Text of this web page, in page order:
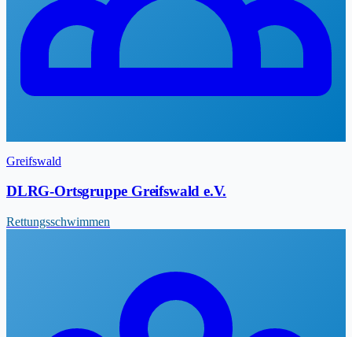
Greifswald
DLRG-Ortsgruppe Greifswald e.V.
Rettungsschwimmen